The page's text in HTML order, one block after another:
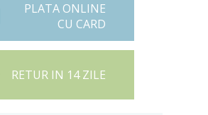
PLATA ONLINE
CU CARD
RETUR IN 14 ZILE